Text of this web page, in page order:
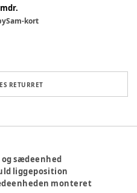
kort
RETURRET
sædeenhed
liggeposition
monteret